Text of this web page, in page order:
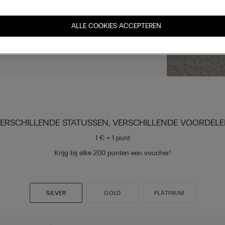
STATUSSEN, VERSCHILLENDE
1 € = 1 punt
Krijg bij elke 200 punten een voucher!
SILVER GOLD PLATINUM
ALLE COOKIES ACCEPTEREN